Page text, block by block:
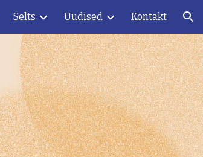
Selts Uudised Kontakt